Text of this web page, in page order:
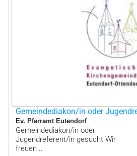
Gemeindediakon/in oder
Ev. Pfarramt Eutendorf
Gemeindediakon/in oder
Jugendreferent/in gesucht Wir
freuen ..